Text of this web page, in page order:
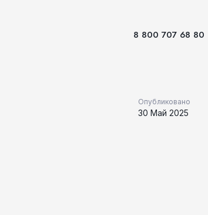
8 800 707 68 80
Опубликовано
30 Май 2025